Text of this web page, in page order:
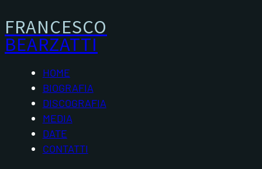
FRANCESCO
BEARZATTI
HOME
BIOGRAFIA
DISCOGRAFIA
MEDIA
DATE
CONTATTI